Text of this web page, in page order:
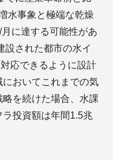
水事象と極端な乾燥
に達する可能性があ
設された都市の水イ
応できるように設計
おいてこれまでの気
を続けた場合、水課
投資額は年間1.5兆